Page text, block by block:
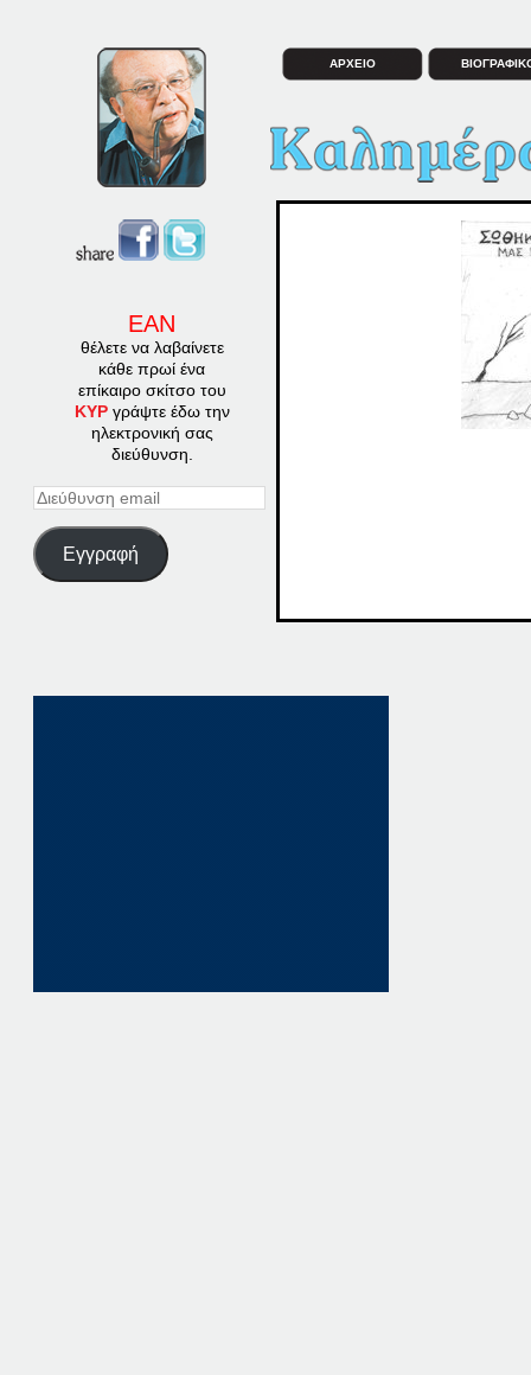
ΕΑΝ
θέλετε να λαβαίνετε
κάθε πρωί ένα
επίκαιρο σκίτσο του
ΚΥΡγράψτε έδω την
ηλεκτρονική σας
διεύθυνση.
Διεύθυνση
Εγγραφή
ΑΡΧΕΙΟ